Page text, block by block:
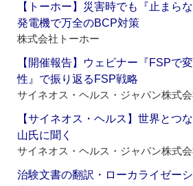
【トーホー】災害時でも『止まら
発電機で万全のBCP対策
株式会社トーホー
【開催報告】ウェビナー『FSPで
性』で振り返るFSP戦略
サイネオス・ヘルス・ジャパン株式
【サイネオス・ヘルス】世界と
山氏に聞く
サイネオス・ヘルス・ジャパン株式
治験文書の翻訳・ローカライゼー